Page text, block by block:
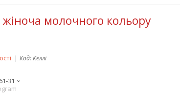
молочного кольору
Код:Келлі
31